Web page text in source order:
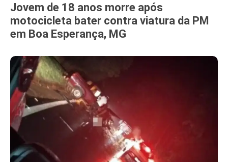
Jovem de 18 anos morre após
motocicleta bater contra viatura da PM
em Boa Esperança, MG